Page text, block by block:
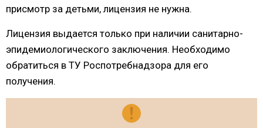
присмотр за детьми, лицензия не нужна.
Лицензия выдается только при наличии санитарно-
эпидемиологического заключения. Необходимо
обратиться в ТУ Роспотребнадзора для его
получения.